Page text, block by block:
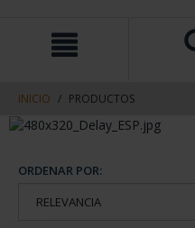
contenido
navegacin
INICIO PRODUCTOS
ORDENAR POR: